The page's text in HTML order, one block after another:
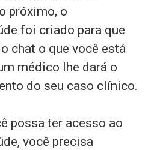
próximo, o
foi criado para que
chat o que você está
médico lhe dará o
do seu caso clínico.
possa ter acesso ao
você precisa